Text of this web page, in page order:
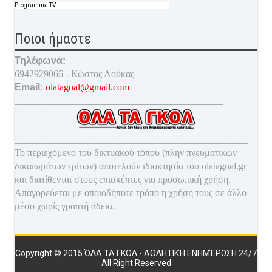
Programma TV
Ποιοι ήμαστε
Τηλέφωνα:
6942929066 - Κώστας Λούκας
Email: olatagoal@gmail.com
Το περιεχόμενο του δικτυακού τόπου (πλην πνευματικών
δικαιωμάτων τρίτων) αποτελούν ιδιοκτησία του olatagoal.gr
και διατίθενται στους επισκέπτες για προσωπική χρήση.
Απαγορεύεται με οποιοδήποτε τρόπο η χρήση τους σε άλλο
μέσο χωρίς γραπτή άδεια.
Copyright © 2015 ΌΛΑ ΤΑ ΓΚΟΛ - ΑΘΛΗΤΙΚΉ ΕΝΗΜΈΡΩΣΗ 24/7
All Right Reserved